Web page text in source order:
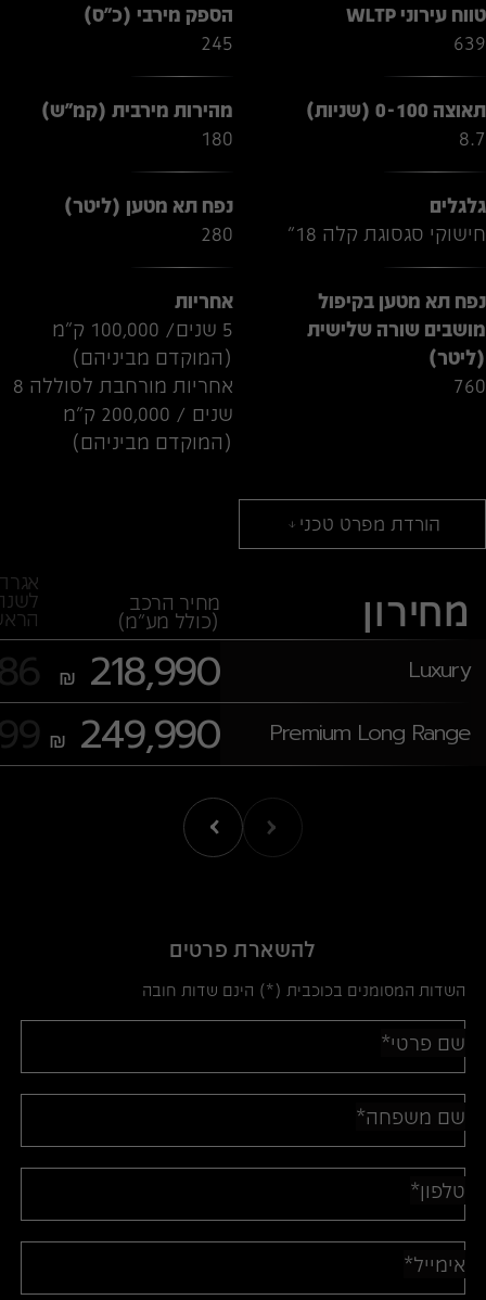
טווח עירוני WLTP
639
הספק מירבי (כ"ס)
245
תאוצה 0-100 (שניות)
8.7
מהירות מירבית (קמ"ש)
180
גלגלים
חישוקי סגסוגת קלה 18"
נפח תא מטען (ליטר)
280
נפח תא מטען בקיפול
מושבים שורה שלישית
(ליטר)
760
אחריות
5 שנים/ 100,000 ק"מ
(המוקדם מביניהם)
אחריות מורחבת לסוללה 8
שנים / 200,000 ק"מ
(המוקדם מביניהם)
הורדת מפרט טכני
מחירון
Luxury
Premium Long Range
מחיר הרכב
(כולל מע״מ)
₪ 218,990
₪ 249,990
להשארת פרטים
השדות המסומנים בכוכבית (*) הינם שדות חובה
שם פרטי*
שם משפחה*
טלפון*
אימייל*